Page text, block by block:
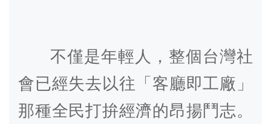
不僅是年輕人，整個台灣社
會已經失去以往「客廳即工廠」
那種全民打拚經濟的昂揚鬥志。